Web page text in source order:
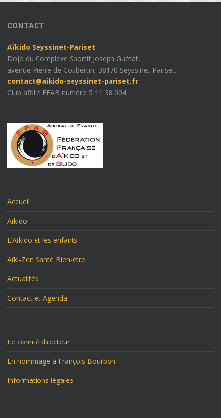
CONTACT
Aïkido Seyssinet-Pariset
Dojo du Complexe Sportif Joseph Guétat,
avenue Pierre de Coubertin, 38170 Seyssinet-Pariset.
contact@aikido-seyssinet-pariset.fr
Club affilié FFAB numéro 5 11 38 004
Accueil
Aïkido
L’Aïkido et les enfants
Aïki-Zen Santé Bien-être
Actualités
Contact et Agenda
Le comité directeur
En hommage à François Bourbon
Informations légales